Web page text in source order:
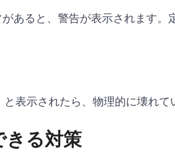
あると、警告が表示されます。
表示されたら、物理的に壊れ
る対策